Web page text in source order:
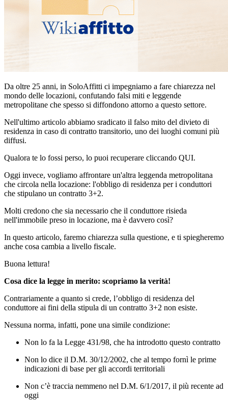
Da oltre 25 anni, in SoloAffitti ci impegniamo a fare chiarezza nel
mondo delle locazioni, confutando falsi miti e leggende
metropolitane che spesso si diffondono attorno a questo settore.
Nell'ultimo articolo abbiamo sradicato il falso mito del divieto di
residenza in caso di contratto transitorio, uno dei luoghi comuni più
diffusi.
Qualora te lo fossi perso, lo puoi recuperare cliccando QUI.
Oggi invece, vogliamo affrontare un'altra leggenda metropolitana
che circola nella locazione: l'obbligo di residenza per i conduttori
che stipulano un contratto 3+2.
Molti credono che sia necessario che il conduttore risieda
nell'immobile preso in locazione, ma è davvero così?
In questo articolo, faremo chiarezza sulla questione, e ti spiegheremo
anche cosa cambia a livello fiscale.
Buona lettura!
Cosa dice la legge in merito: scopriamo la verità!
Contrariamente a quanto si crede, l’obbligo di residenza del
conduttore ai fini della stipula di un contratto 3+2 non esiste.
Nessuna norma, infatti, pone una simile condizione:
Non lo fa la Legge 431/98, che ha introdotto questo contratto
Non lo dice il D.M. 30/12/2002, che al tempo fornì le prime
indicazioni di base per gli accordi territoriali
Non c’è traccia nemmeno nel D.M. 6/1/2017, il più recente ad
oggi